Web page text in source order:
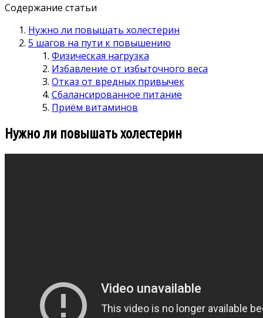
Содержание статьи
Нужно ли повышать холестерин
5 шагов на пути к повышению
Физическая нагрузка
Избавление от избыточного веса
Отказ от вредных привычек
Сбалансированное питание
Приём витаминов
Нужно ли повышать холестерин